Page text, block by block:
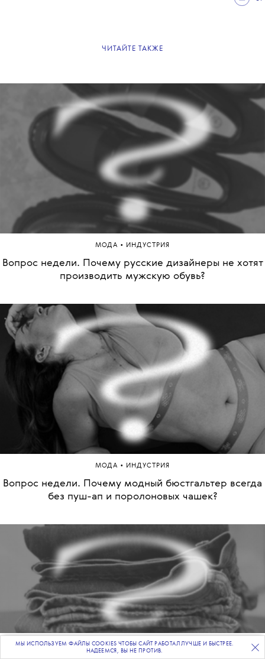
ПОДПИСЫВАЙТЕСЬНА НАШУ ВЕЧЕРНЮЮ РАССЫЛКУ
ЧИТАЙТЕ ТАКЖЕ
МОДА • ИНДУСТРИЯ
Вопрос недели. Почему русские дизайнеры не хотят
производить мужскую обувь?
МОДА • ИНДУСТРИЯ
Вопрос недели. Почему модный бюстгальтер всегда
без пуш-ап и поролоновых чашек?
МЫ ИСПОЛЬЗУЕМ ФАЙЛЫ COOKIES ЧТОБЫ САЙТ РАБОТАЛ ЛУЧШЕ И БЫСТРЕЕ.
НАДЕЕМСЯ, ВЫ НЕ ПРОТИВ.